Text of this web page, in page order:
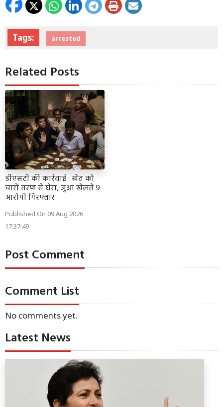
Tags: arrested
Related Posts
डीएसटी की कार्रवाई : खेत को
चारों तरफ से घेरा, जुआ खेलते 9
आरोपी गिरफ्तार
Published On 09 Aug 2026
17:37:49
Post Comment
Comment List
No comments yet.
Latest News